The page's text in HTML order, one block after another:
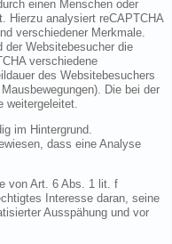
einen Menschen oder
Hierzu analysiert reCAPTCHA
verschiedener Merkmale.
der Websitebesucher die
verschiedene
des Websitebesuchers
Die bei der
weitergeleitet.
im Hintergrund.
dass eine Analyse
von Art. 6 Abs. 1 lit. f
Interesse daran, seine
Ausspähung und vor